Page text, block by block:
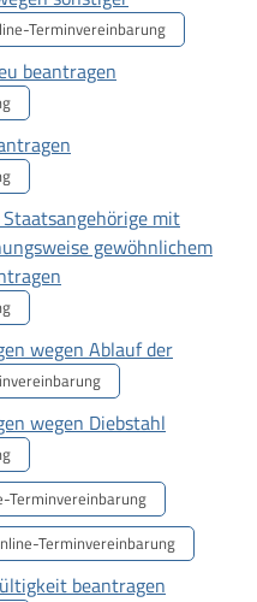
Terminvereinbarung
beantragen
mit
gewöhnlichem
wegen Ablauf der
wegen Diebstahl
Terminvereinbarung
Terminvereinbarung
beantragen